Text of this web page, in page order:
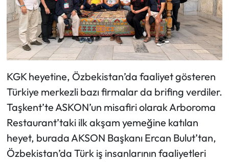
KGK heyetine, Özbekistan’da faaliyet gösteren
Türkiye merkezli bazı firmalar da brifing verdiler.
Taşkent’te ASKON’un misafiri olarak Arboroma
Restaurant’taki ilk akşam yemeğine katılan
heyet, burada AKSON Başkanı Ercan Bulut’tan,
Özbekistan’da Türk iş insanlarının faaliyetleri
Sağlık
Siyaset
Spor
Sungurlu Haberleri
Turizm
Uğurludağ Haberleri